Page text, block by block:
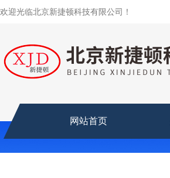
欢迎光临北京新捷顿科技有限公司！
网站首页